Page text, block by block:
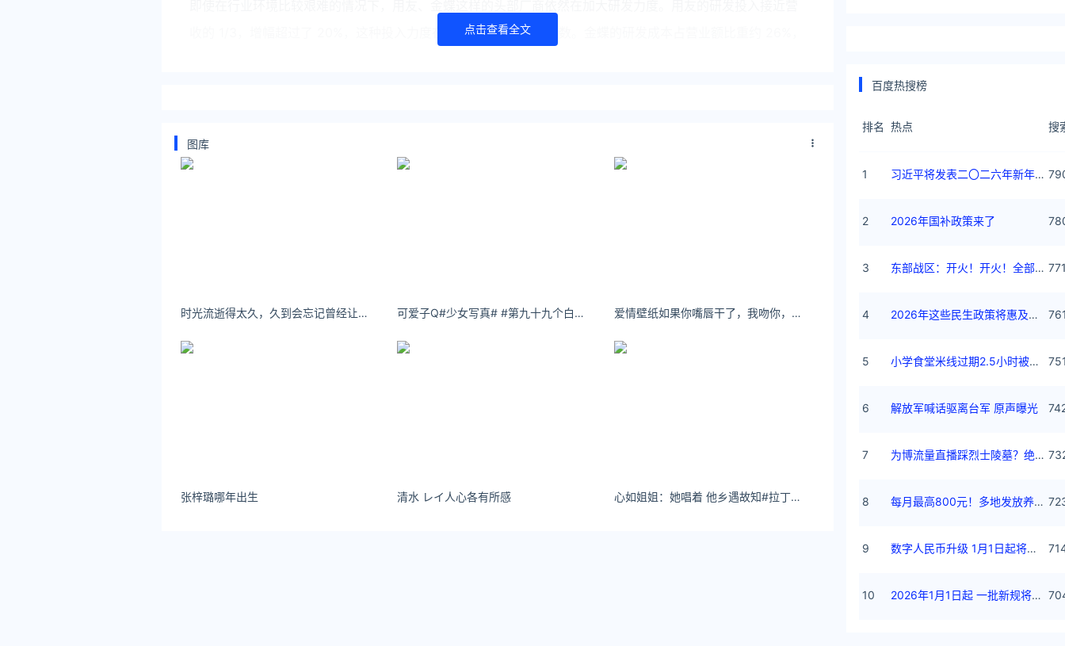
收的 1/3，增幅超过了 20%，这种投入力度在行业里面也是屈指可数。金蝶的研发成本占营业额比重约 26%，
微盟 2023 年度研发开支总额约为 5.9 亿元，比上一年度减少了约 28%，研发投入占当年营收比重约
成本占了销售成本的 17.1%。
点击查看全文
图库
时光流逝得太久，久到会忘记曾经让我执着的爱。 可爱子Q#少女写真# #第九十九个白日梦# 爱情壁纸如果你嘴唇干了，我吻你，不要上唇膏占了你便宜。
张梓璐哪年出生 清水 レイ人心各有所感 心如姐姐：她唱着 他乡遇故知#拉丁舞 #抖音热门舞蹈计划 #探窗 #心如姐姐
百度热搜榜
排名 热点 搜
1 习近平将发表二〇二六年新年贺词
2 2026年国补政策来了
3 东部战区：开火！开火！全部命中！
4 2026年这些民生政策将惠及百姓
5 小学食堂米线过期2.5小时被罚5万
6 解放军喊话驱离台军 原声曝光
7 为博流量直播踩烈士陵墓？绝不姑息
8 每月最高800元！多地发放养老消费券
9 数字人民币升级 1月1日起将计付利息
10 2026年1月1日起 一批新规将施行